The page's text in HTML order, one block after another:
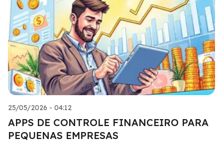
25/05/2026 - 04:12
APPS DE CONTROLE FINANCEIRO PARA
PEQUENAS EMPRESAS